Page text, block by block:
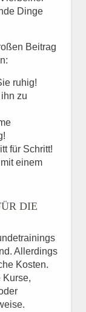
Dinge
Beitrag
ruhig!
zu
für Schritt!
einem
DIE
Allerdings
Kosten.
Kurse,